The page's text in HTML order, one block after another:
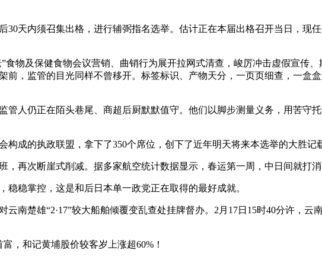
天内须召集出格，进行辅弼指名选举。估计正在本届出格召开当日，现
物及保健食物会议营销、曲销行为展开拉网式清查，峻厉冲击虚假宣传
，监管的目光同样不曾移开。标签标识、产物天分，一页页细查，一盒
人仍正在陌头巷尾、商超后厨默默值守。他们以脚步测量义务，用苦守
的执政联盟，拿下了350个席位，创下了近年明天将来本选举的大胜记
次断崖式削减。据多家航空统计数据显示，春运第一周，中日间就打消
稳掌控，这是和后日本单一政党正在取得的最好成就。
楚雄“2·17”较大船舶倾覆变乱查处挂牌督办。2月17日15时40分许，云
，和记黄埔股价较客岁上涨超60%！